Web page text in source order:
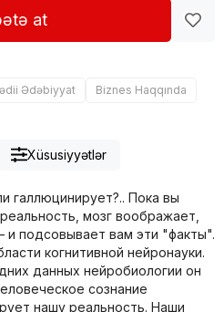
at
Ədəbiyyat Biznes Haqqında
Xüsusiyyətlər
галлюцинирует?.. Пока вы
мозг воображает,
и подсовывает вам эти "факты".
когнитивной нейронауки.
данных нейробиологии он
сознание
нашу реальность. Наши